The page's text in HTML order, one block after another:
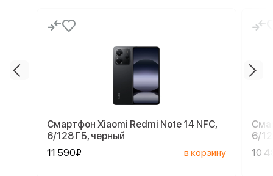
Смартфон Xiaomi Redmi Note 14 NFC,
6/128 ГБ, черный
11 590₽
в корзину
6/
10